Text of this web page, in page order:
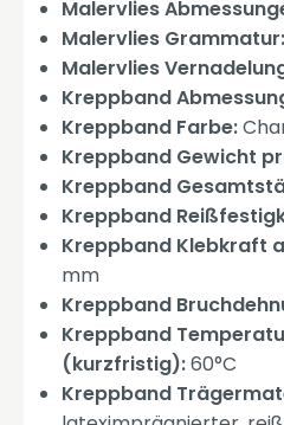
Malervlies
Malervlies Grammatur:
Malervlies
Kreppband
Kreppband Farbe:
Kreppband Gewicht
Kreppband
Kreppband
Kreppband Klebkraft
mm
Kreppband
Kreppband
(kurzfristig):60°C
Kreppband